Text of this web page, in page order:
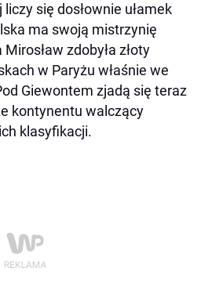
się dosłownie ułamek
ma swoją mistrzynię
zdobyła złoty
w Paryżu właśnie we
Giewontem zjadą się teraz
kontynentu walczący
klasyfikacji.